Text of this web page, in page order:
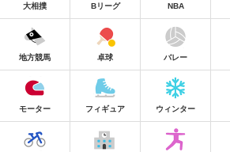
大相撲 Bリーグ NBA
地方競馬 卓球 バレー
モーター フィギュア ウィンター